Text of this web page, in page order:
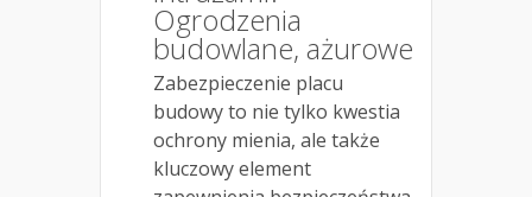
Ogrodzenia
budowlane, ażurowe
Zabezpieczenie placu
budowy to nie tylko kwestia
ochrony mienia, ale także
kluczowy element